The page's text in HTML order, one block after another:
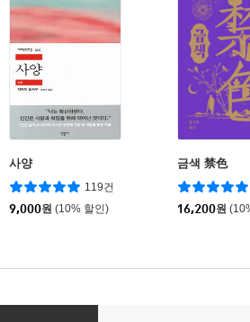
사양
119건
9,000원 (10% 할인)
금색 禁色
16,200원